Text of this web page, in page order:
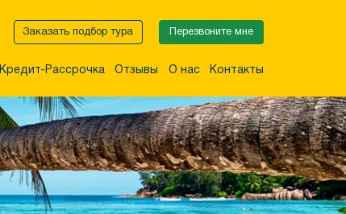
Заказать подбор тура Перезвоните мне
Кредит-Рассрочка Отзывы О нас Контакты